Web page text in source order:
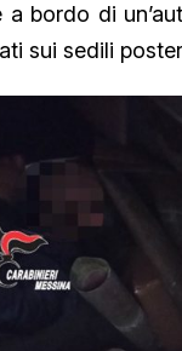
a bordo di
sui sedili